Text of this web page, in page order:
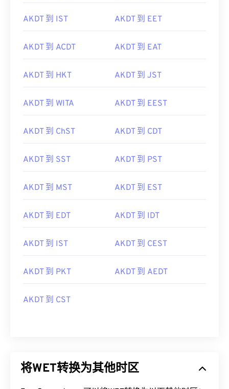
AKDT 到 IST AKDT 到 EET
AKDT 到 ACDT AKDT 到 EAT
AKDT 到 HKT AKDT 到 JST
AKDT 到 WITA AKDT 到 EEST
AKDT 到 ChST AKDT 到 CDT
AKDT 到 SST AKDT 到 PST
AKDT 到 MST AKDT 到 EST
AKDT 到 EDT AKDT 到 IDT
AKDT 到 IST AKDT 到 CEST
AKDT 到 PKT AKDT 到 AEDT
AKDT 到 CST
将WET转换为其他时区